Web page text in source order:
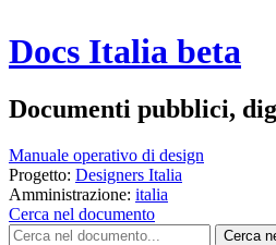
Docs Italia beta
Documenti pubblici,
Manuale operativo di design
Progetto: Designers Italia
Amministrazione: italia
Cerca nel documento
Cerca